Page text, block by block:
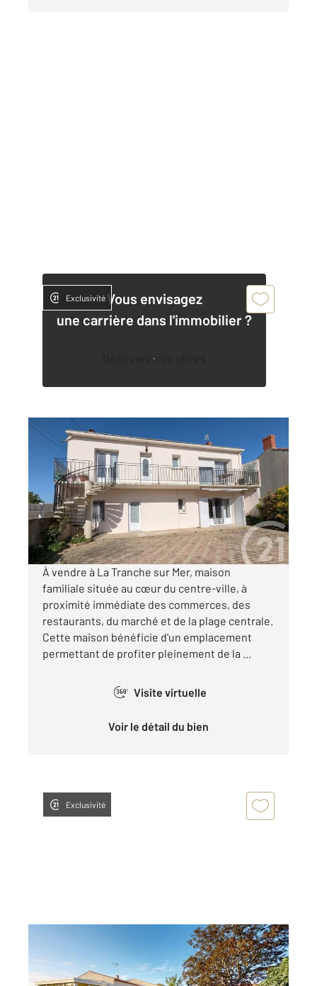
Vous envisagez
une carrière dans l'immobilier ?
Découvrir nos offres
Exclusivité
LA TRANCHE SUR MER 85
117,02 m
, 6 pièces
Ref : 3102
Maison à vendre
379 900 €
Visiter le site dédié
À vendre à La Tranche sur Mer, maison
familiale située au cœur du centre-ville, à
proximité immédiate des commerces, des
restaurants, du marché et de la plage centrale.
Cette maison bénéficie d'un emplacement
permettant de profiter pleinement de la ...
360° Visite virtuelle
Voir le détail du bien
Exclusivité
150 m
Ref : 1805